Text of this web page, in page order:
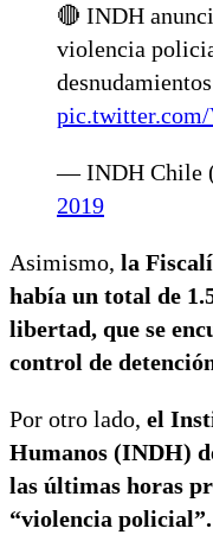
🔴 INDH
violencia
desnudamientos
— INDH Chile
2019
Asimismo, la
había un total de
libertad, que se
control de
Por otro lado, el
Humanos (INDH)
las últimas horas
“violencia policial”.